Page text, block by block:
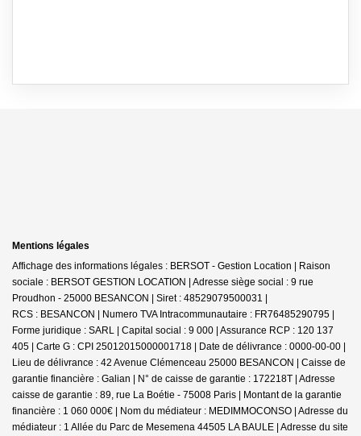
Mentions légales
Affichage des informations légales : BERSOT - Gestion Location | Raison
sociale : BERSOT GESTION LOCATION | Adresse siège social : 9 rue
Proudhon - 25000 BESANCON | Siret : 48529079500031 |
RCS : BESANCON | Numero TVA Intracommunautaire : FR76485290795 |
Forme juridique : SARL | Capital social : 9 000 | Assurance RCP : 120 137
405 | Carte G : CPI 25012015000001718 | Date de délivrance : 0000-00-00 |
Lieu de délivrance : 42 Avenue Clémenceau 25000 BESANCON | Caisse de
garantie financière : Galian | N° de caisse de garantie : 172218T | Adresse
caisse de garantie : 89, rue La Boétie - 75008 Paris | Montant de la garantie
financière : 1 060 000€ | Nom du médiateur : MEDIMMOCONSO | Adresse du
médiateur : 1 Allée du Parc de Mesemena 44505 LA BAULE | Adresse du site